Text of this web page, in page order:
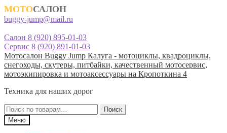
МОТОСАЛОН
buggy-jump@mail.ru
Салон 8 (920) 895-01-03
Сервис 8 (920) 891-01-03
Перейти
к
навигации
Перейти
к
содержимому
Мотосалон Buggy Jump Калуга - мотоциклы, квадроциклы,
снегоходы, скутеры, питбайки, качественный мотосервис,
мотоэкипировка и мотоаксессуары на Кропоткина 4
Техника для наших дорог
Искать:
Поиск
Меню